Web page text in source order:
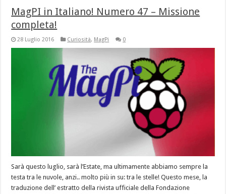
MagPI in Italiano! Numero 47 – Missione
completa!
28 Luglio 2016 Curiosità, MagPi 0
Sarà questo luglio, sarà l’Estate, ma ultimamente abbiamo sempre la
testa tra le nuvole, anzi.. molto più in su: tra le stelle! Questo mese, la
traduzione dell’ estratto della rivista ufficiale della Fondazione